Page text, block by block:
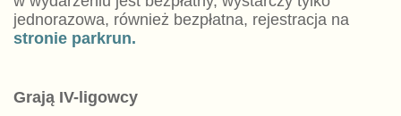
jednorazowa, również bezpłatna, rejestracja na
stronie parkrun.
Grają IV-ligowcy